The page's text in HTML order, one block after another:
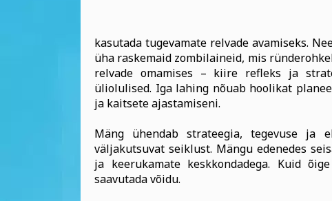
kasutada tugevamate relvade avamiseks.
üha raskemaid zombilaineid, mis
relvade omamises – kiire refleks ja
üliolulised. Iga lahing nõuab hoolikat
ja kaitsete ajastamiseni.
Mäng ühendab strateegia, tegevuse ja
väljakutsuvat seiklust. Mängu edenedes
ja keerukamate keskkondadega. Kuid
saavutada võidu.